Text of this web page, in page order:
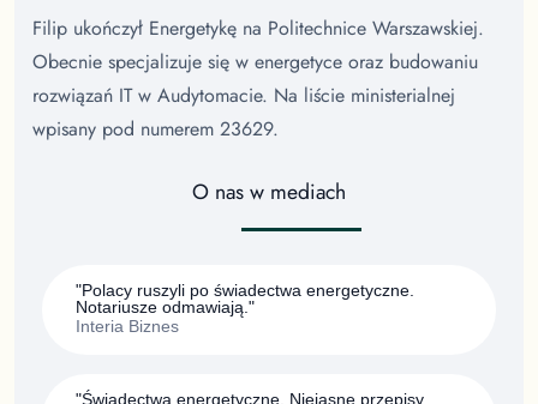
Filip ukończył Energetykę na Politechnice Warszawskiej.
Obecnie specjalizuje się w energetyce oraz budowaniu
rozwiązań IT w Audytomacie. Na liście ministerialnej
wpisany pod numerem 23629.
O nas w mediach
"Polacy ruszyli po świadectwa energetyczne.
Notariusze odmawiają."
Interia Biznes
"Świadectwa energetyczne. Niejasne przepisy